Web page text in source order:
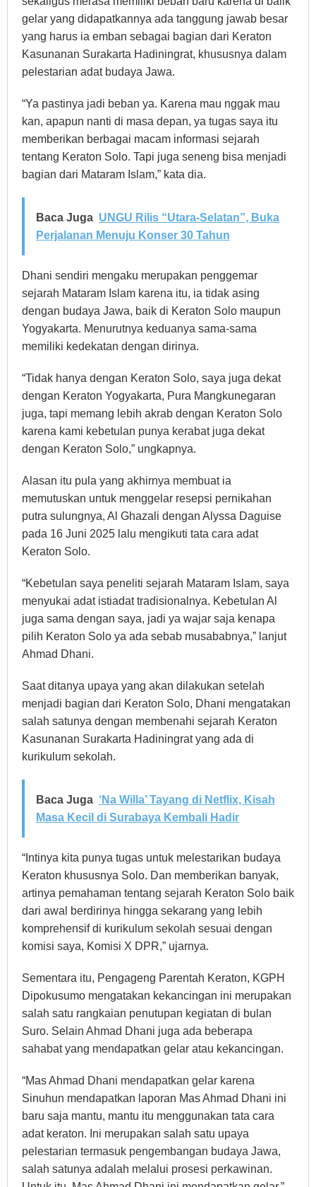
gelar yang didapatkannya ada tanggung jawab besar
yang harus ia emban sebagai bagian dari Keraton
Kasunanan Surakarta Hadiningrat, khususnya dalam
pelestarian adat budaya Jawa.
“Ya pastinya jadi beban ya. Karena mau nggak mau
kan, apapun nanti di masa depan, ya tugas saya itu
memberikan berbagai macam informasi sejarah
tentang Keraton Solo. Tapi juga seneng bisa menjadi
bagian dari Mataram Islam,” kata dia.
Baca Juga UNGU Rilis “Utara-Selatan”, Buka
Perjalanan Menuju Konser 30 Tahun
Dhani sendiri mengaku merupakan penggemar
sejarah Mataram Islam karena itu, ia tidak asing
dengan budaya Jawa, baik di Keraton Solo maupun
Yogyakarta. Menurutnya keduanya sama-sama
memiliki kedekatan dengan dirinya.
“Tidak hanya dengan Keraton Solo, saya juga dekat
dengan Keraton Yogyakarta, Pura Mangkunegaran
juga, tapi memang lebih akrab dengan Keraton Solo
karena kami kebetulan punya kerabat juga dekat
dengan Keraton Solo,” ungkapnya.
Alasan itu pula yang akhirnya membuat ia
memutuskan untuk menggelar resepsi pernikahan
putra sulungnya, Al Ghazali dengan Alyssa Daguise
pada 16 Juni 2025 lalu mengikuti tata cara adat
Keraton Solo.
“Kebetulan saya peneliti sejarah Mataram Islam, saya
menyukai adat istiadat tradisionalnya. Kebetulan Al
juga sama dengan saya, jadi ya wajar saja kenapa
pilih Keraton Solo ya ada sebab musababnya,” lanjut
Ahmad Dhani.
Saat ditanya upaya yang akan dilakukan setelah
menjadi bagian dari Keraton Solo, Dhani mengatakan
salah satunya dengan membenahi sejarah Keraton
Kasunanan Surakarta Hadiningrat yang ada di
kurikulum sekolah.
Baca Juga ‘Na Willa’ Tayang di Netflix, Kisah
Masa Kecil di Surabaya Kembali Hadir
“Intinya kita punya tugas untuk melestarikan budaya
Keraton khususnya Solo. Dan memberikan banyak,
artinya pemahaman tentang sejarah Keraton Solo baik
dari awal berdirinya hingga sekarang yang lebih
komprehensif di kurikulum sekolah sesuai dengan
komisi saya, Komisi X DPR,” ujarnya.
Sementara itu, Pengageng Parentah Keraton, KGPH
Dipokusumo mengatakan kekancingan ini merupakan
salah satu rangkaian penutupan kegiatan di bulan
Suro. Selain Ahmad Dhani juga ada beberapa
sahabat yang mendapatkan gelar atau kekancingan.
“Mas Ahmad Dhani mendapatkan gelar karena
Sinuhun mendapatkan laporan Mas Ahmad Dhani ini
baru saja mantu, mantu itu menggunakan tata cara
adat keraton. Ini merupakan salah satu upaya
pelestarian termasuk pengembangan budaya Jawa,
salah satunya adalah melalui prosesi perkawinan.